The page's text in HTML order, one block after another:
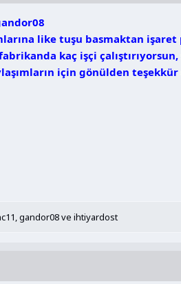
like tuşu basmaktan işaret
kaç işçi
için gönülden
,gandor08veihtiyardost